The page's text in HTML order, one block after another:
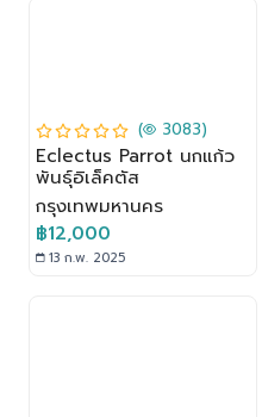
( 3083)
Eclectus Parrot นกแก้ว
พันธุ์อิเล็คตัส
กรุงเทพมหานคร
฿12,000
13 ก.พ. 2025